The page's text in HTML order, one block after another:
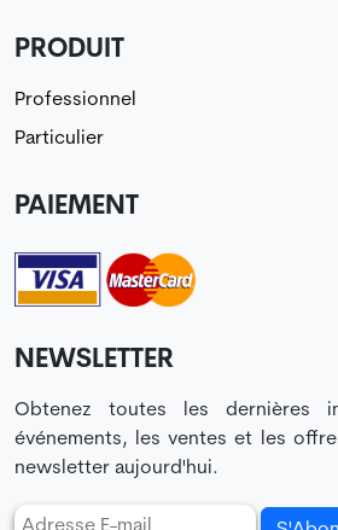
PRODUIT
Professionnel
Particulier
PAIEMENT
NEWSLETTER
Obtenez toutes les dernières
événements, les ventes et les
newsletter aujourd'hui.